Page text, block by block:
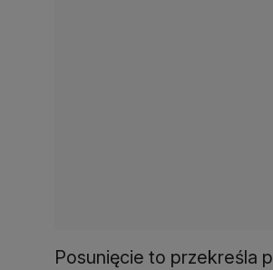
Posunięcie to przekreśla